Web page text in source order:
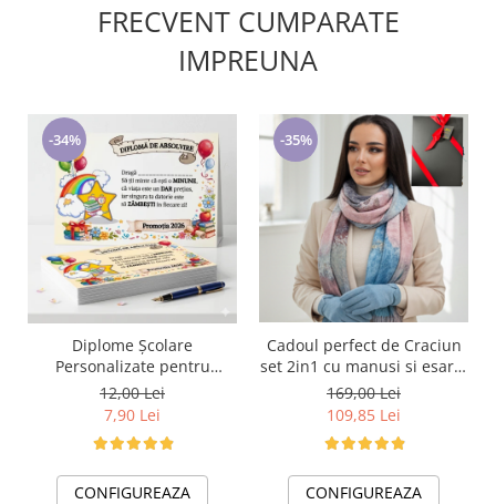
FRECVENT CUMPARATE
IMPREUNA
-34%
Diplome Școlare
Personalizate pentru
Absolventi de scoala sau
gradinita
12,00 Lei
7,90 Lei
CONFIGUREAZA
-35%
Cadoul perfect de Craciun
set 2in1 cu manusi si esarfa
foarte groasa si calduroasa
2523.07.06
169,00 Lei
109,85 Lei
CONFIGUREAZA